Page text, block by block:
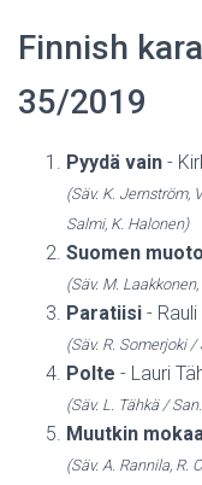
Finnish
35/2019
Pyydä vain -
(Säv. K. Jernström,
Salmi, K. Halonen)
Suomen
(Säv. M.
Paratiisi -
(Säv. R. Somerjoki /
Polte - Lauri
(Säv. L. Tähkä /
Muutkin
(Säv. A. Rannila, R.